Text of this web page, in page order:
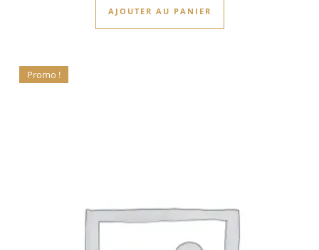
AJOUTER AU PANIER
Promo !